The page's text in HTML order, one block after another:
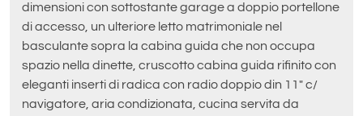
dimensioni con sottostante garage a doppio portellone
di accesso, un ulteriore letto matrimoniale nel
basculante sopra la cabina guida che non occupa
spazio nella dinette, cruscotto cabina guida rifinito con
eleganti inserti di radica con radio doppio din 11" c/
navigatore, aria condizionata, cucina servita da